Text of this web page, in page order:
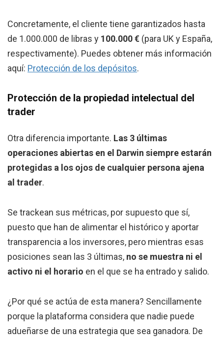
Concretamente, el cliente tiene garantizados hasta
de 1.000.000 de libras y 100.000 € (para UK y España,
respectivamente). Puedes obtener más información
aquí: Protección de los depósitos.
Protección de la propiedad intelectual del
trader
Otra diferencia importante. Las 3 últimas
operaciones abiertas en el Darwin siempre estarán
protegidas a los ojos de cualquier persona ajena
al trader.
Se trackean sus métricas, por supuesto que sí,
puesto que han de alimentar el histórico y aportar
transparencia a los inversores, pero mientras esas
posiciones sean las 3 últimas, no se muestra ni el
activo ni el horario en el que se ha entrado y salido.
¿Por qué se actúa de esta manera? Sencillamente
porque la plataforma considera que nadie puede
adueñarse de una estrategia que sea ganadora. De